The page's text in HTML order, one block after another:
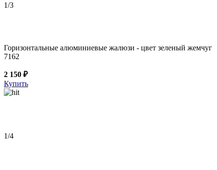
1/3
Горизонтальные алюминиевые жалюзи - цвет зеленый жемчуг
7162
2 150 ₽
Купить
1/4